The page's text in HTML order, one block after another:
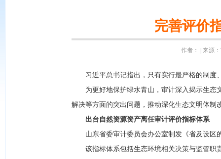
完善评价
作者： | 来源
习近平总书记指出，只有实行最严格的制度
为更好地保护绿水青山，审计深入揭示生态
解决等方面的突出问题，推动深化生态文明体制
出台自然资源资产离任审计评价指标体系
山东省委审计委员会办公室制发《省及设区
该指标体系包括生态环境相关决策与监管职责